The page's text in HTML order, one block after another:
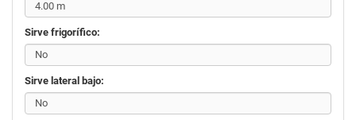
Sirve frigorífico:
Sirve lateral bajo: